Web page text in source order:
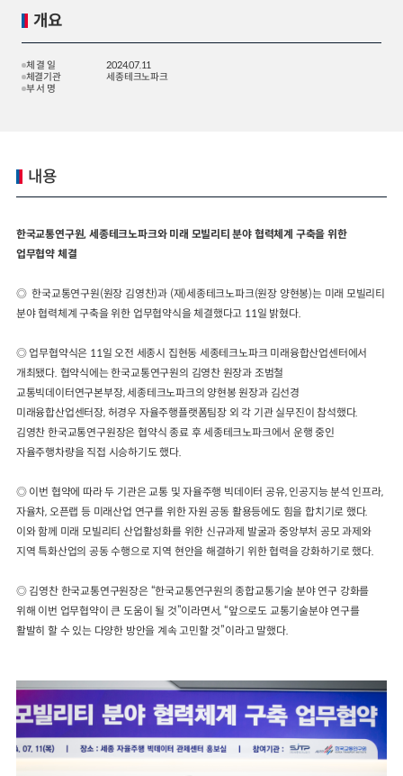
개요
체 결 일
2024.07.11
체결기관
세종테크노파크
부 서 명
내용
한국교통연구원, 세종테크노파크와 미래 모빌리티 분야 협력체계 구축을 위한
업무협약 체결
◎ 한국교통연구원(원장 김영찬)과 (재)세종테크노파크(원장 양현봉)는 미래 모빌리티
분야 협력체계 구축을 위한 업무협약식을 체결했다고 11일 밝혔다.
◎ 업무협약식은 11일 오전 세종시 집현동 세종테크노파크 미래융합산업센터에서
개최됐다. 협약식에는 한국교통연구원의 김영찬 원장과 조범철
교통빅데이터연구본부장, 세종테크노파크의 양현봉 원장과 김선경
미래융합산업센터장, 허경우 자율주행플랫폼팀장 외 각 기관 실무진이 참석했다.
김영찬 한국교통연구원장은 협약식 종료 후 세종테크노파크에서 운행 중인
자율주행차량을 직접 시승하기도 했다.
◎ 이번 협약에 따라 두 기관은 교통 및 자율주행 빅데이터 공유, 인공지능 분석 인프라,
자율차, 오픈랩 등 미래산업 연구를 위한 자원 공동 활용등에도 힘을 합치기로 했다.
이와 함께 미래 모빌리티 산업활성화를 위한 신규과제 발굴과 중앙부처 공모 과제와
지역 특화산업의 공동 수행으로 지역 현안을 해결하기 위한 협력을 강화하기로 했다.
◎ 김영찬 한국교통연구원장은 “한국교통연구원의 종합교통기술 분야 연구 강화를
위해 이번 업무협약이 큰 도움이 될 것”이라면서, “앞으로도 교통기술분야 연구를
활발히 할 수 있는 다양한 방안을 계속 고민할 것”이라고 말했다.